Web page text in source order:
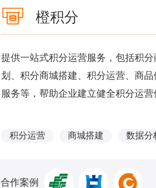
橙积分
提供一站式积分运营服务，包括积
划、积分商城搭建、积分运营、商
服务等，帮助企业建立健全积分运营
积分运营 商城搭建 数据分
合作案例